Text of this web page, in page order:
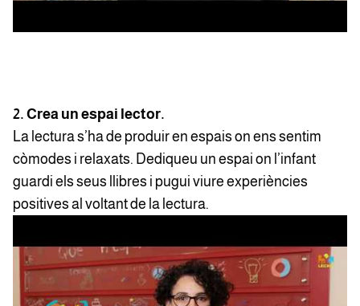
2. Crea un espai lector.
La lectura s’ha de produir en espais on ens sentim
còmodes i relaxats. Dediqueu un espai on l’infant
guardi els seus llibres i pugui viure experiències
positives al voltant de la lectura.